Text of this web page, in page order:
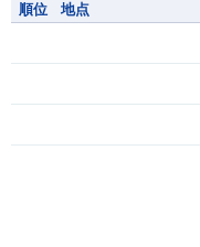
順位 地点